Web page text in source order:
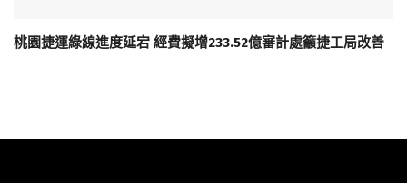
桃園捷運綠線進度延宕 經費擬增233.52億審計處籲捷工局改善